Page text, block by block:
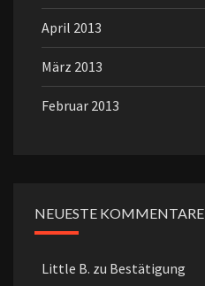
April 2013
März 2013
Februar 2013
NEUESTE KOMMENTARE
Little B. zu Bestätigung